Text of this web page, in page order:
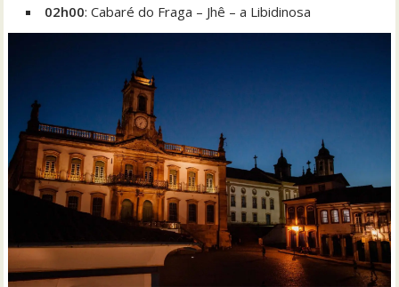
02h00: Cabaré do Fraga – Jhê – a Libidinosa